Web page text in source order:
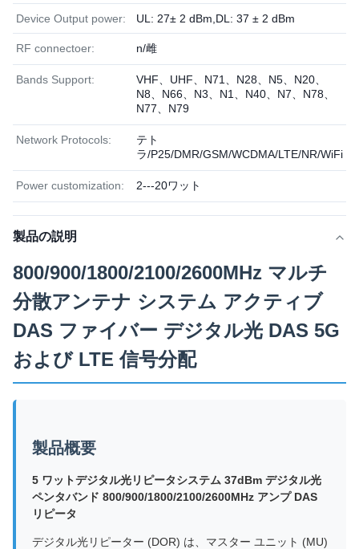
Device Output power: UL: 27± 2 dBm,DL: 37 ± 2 dBm
RF connectoer: n/雌
Bands Support:
VHF、UHF、N71、N28、N5、N20、
N8、N66、N3、N1、N40、N7、N78、
N77、N79
Network Protocols:
テト
ラ/P25/DMR/GSM/WCDMA/LTE/NR/WiFi
Power customization: 2---20ワット
製品の説明
800/900/1800/2100/2600MHz マルチ
分散アンテナ システム アクティブ
DAS ファイバー デジタル光 DAS 5G
および LTE 信号分配
製品概要
5 ワットデジタル光リピータシステム 37dBm デジタル光
ペンタバンド 800/900/1800/2100/2600MHz アンプ DAS
リピータ
デジタル光リピーター (DOR) は、マスター ユニット (MU)